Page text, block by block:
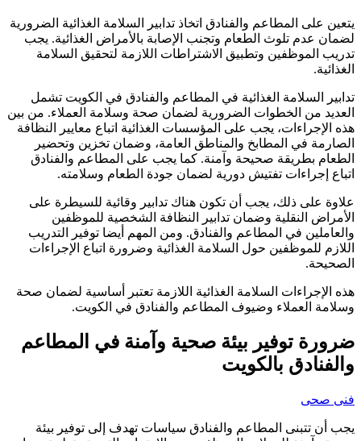
يتعين على المطاعم والفنادق اتخاذ تدابير السلامة الغذائية الضرورية
لضمان عدم تلوث الطعام وتجنب الإصابة بالأمراض الغذائية. يجب
تدريب الموظفين وتطبيق الاشتراطات اللازمة لتحقيق السلامة
الغذائية.
تدابير السلامة الغذائية في المطاعم والفنادق في الكويت تشمل
العديد من الخطوات الضرورية لضمان صحة وسلامة العملاء. من بين
هذه الإجراءات، يجب على المؤسسات الغذائية اتباع معايير النظافة
الصارمة في المطابخ والمناطق العامة، وضمان تخزين وتحضير
الطعام بطريقة صحيحة وآمنة. كما يجب على المطاعم والفنادق
اتباع إجراءات تفتيش دورية لضمان جودة الطعام وسلامته.
علاوة على ذلك، يجب أن تكون هناك تدابير وقائية للسيطرة على
الأمراض النقلية وضمان تدابير النظافة الشخصية للموظفين
والعاملين في المطاعم والفنادق. ومن المهم أيضا توفير التدريب
اللازم للموظفين حول السلامة الغذائية وضرورة اتباع الإجراءات
الصحيحة.
هذه الإجراءات السلامة الغذائية اللازمة تعتبر أساسية لضمان صحة
وسلامة العملاء وضيوف المطاعم والفنادق في الكويت.
ضرورة توفير بيئة صحية وآمنة في المطاعم
والفنادق بالكويت
فنى صحى
يجب أن تتبنى المطاعم والفنادق سياسات تهدف إلى توفير بيئة